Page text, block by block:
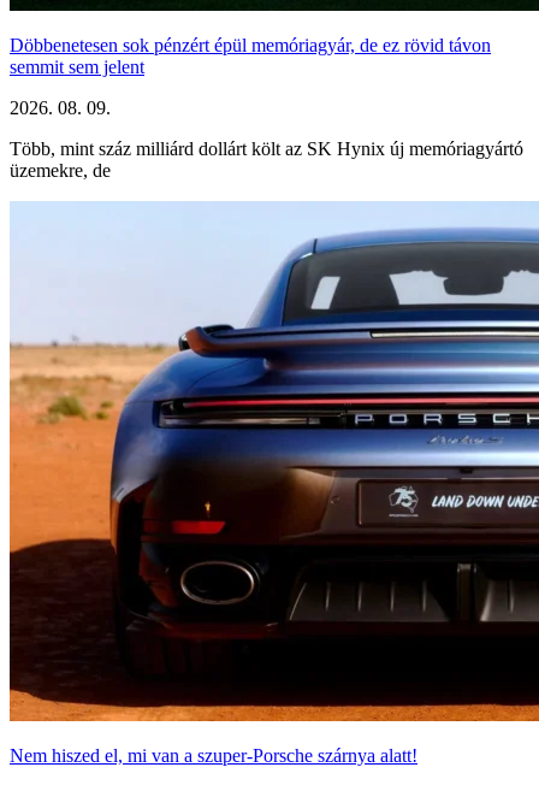
Döbbenetesen sok pénzért épül memóriagyár, de ez rövid távon
semmit sem jelent
2026. 08. 09.
Több, mint száz milliárd dollárt költ az SK Hynix új memóriagyártó
üzemekre, de
Nem hiszed el, mi van a szuper-Porsche szárnya alatt!